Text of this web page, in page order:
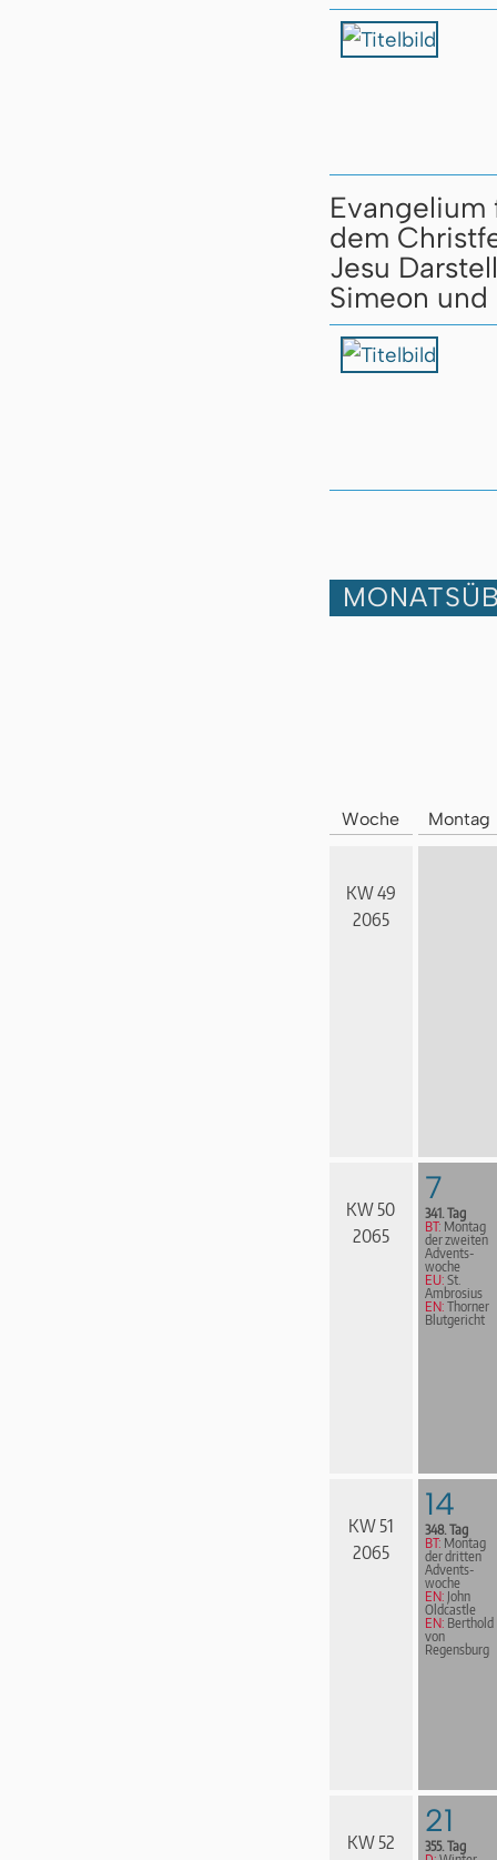
Evangelium
dem
Jesu
Simeon
Woche Montag
KW 49
2065
KW 50
2065
7
341. Tag
BT: Montag
der zweiten
Advents­
woche
EU: St.
Ambrosius
EN: Thorner
Blutgericht
KW 51
2065
14
348. Tag
BT: Montag
der dritten
Advents­
woche
EN: John
Oldcastle
EN: Berthold
von
Regensburg
KW 52
21
355. Tag